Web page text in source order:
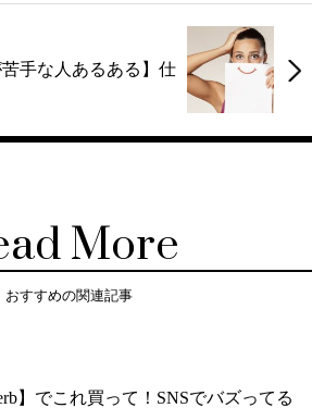
手な人あるある】仕
More
おすすめの関連記事
】でこれ買って！SNSでバズってる